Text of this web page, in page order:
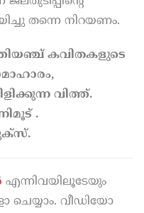
തന്നെ നിറയണം.
കവിതകളുടെ
വിത്ത്.
.
എന്നിവയിലൂടേയും
ചെയ്യാം. വീഡിയോ